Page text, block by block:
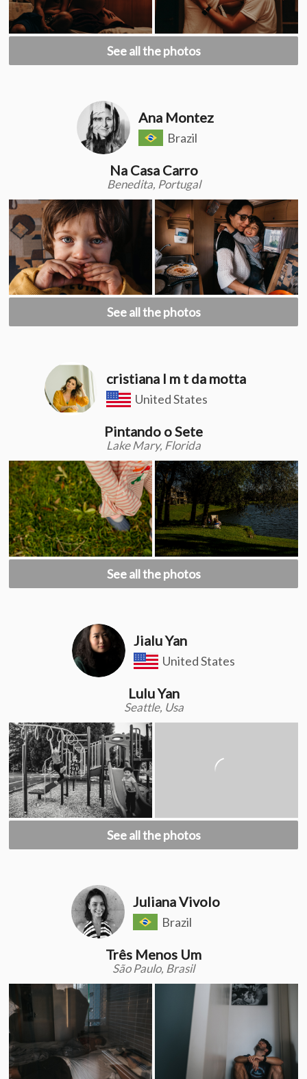
See all the photos
Ana Montez
Brazil
Na Casa Carro
Benedita, Portugal
See all the photos
cristiana l m t da motta
United States
Pintando o Sete
Lake Mary, Florida
See all the photos
Jialu Yan
United States
Lulu Yan
Seattle, Usa
See all the photos
Juliana Vivolo
Brazil
Três Menos Um
São Paulo, Brasil